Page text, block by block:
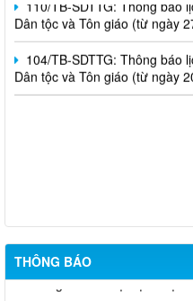
Dân tộc và Tôn giáo (từ ngày
104/TB-SDTTG: Thông báo
Dân tộc và Tôn giáo (từ ngày
THÔNG BÁO
Thông báo kết quả lựa chọn
Thông báo về việc lựa chọn